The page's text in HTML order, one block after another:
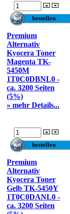
Premium
Alternativ
Kyocera Toner
Magenta TK-
5450M
1T0C0DBNL0 -
ca. 3200 Seiten
(5%)
» mehr Details...
Premium
Alternativ
Kyocera Toner
Gelb TK-5450Y
1T0C0DANL0 -
ca. 3200 Seiten